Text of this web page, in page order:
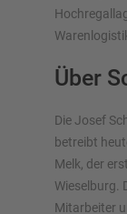
Über
Die Josef
betreibt
Melk, der
Wieselburg.
Mitarbeiter